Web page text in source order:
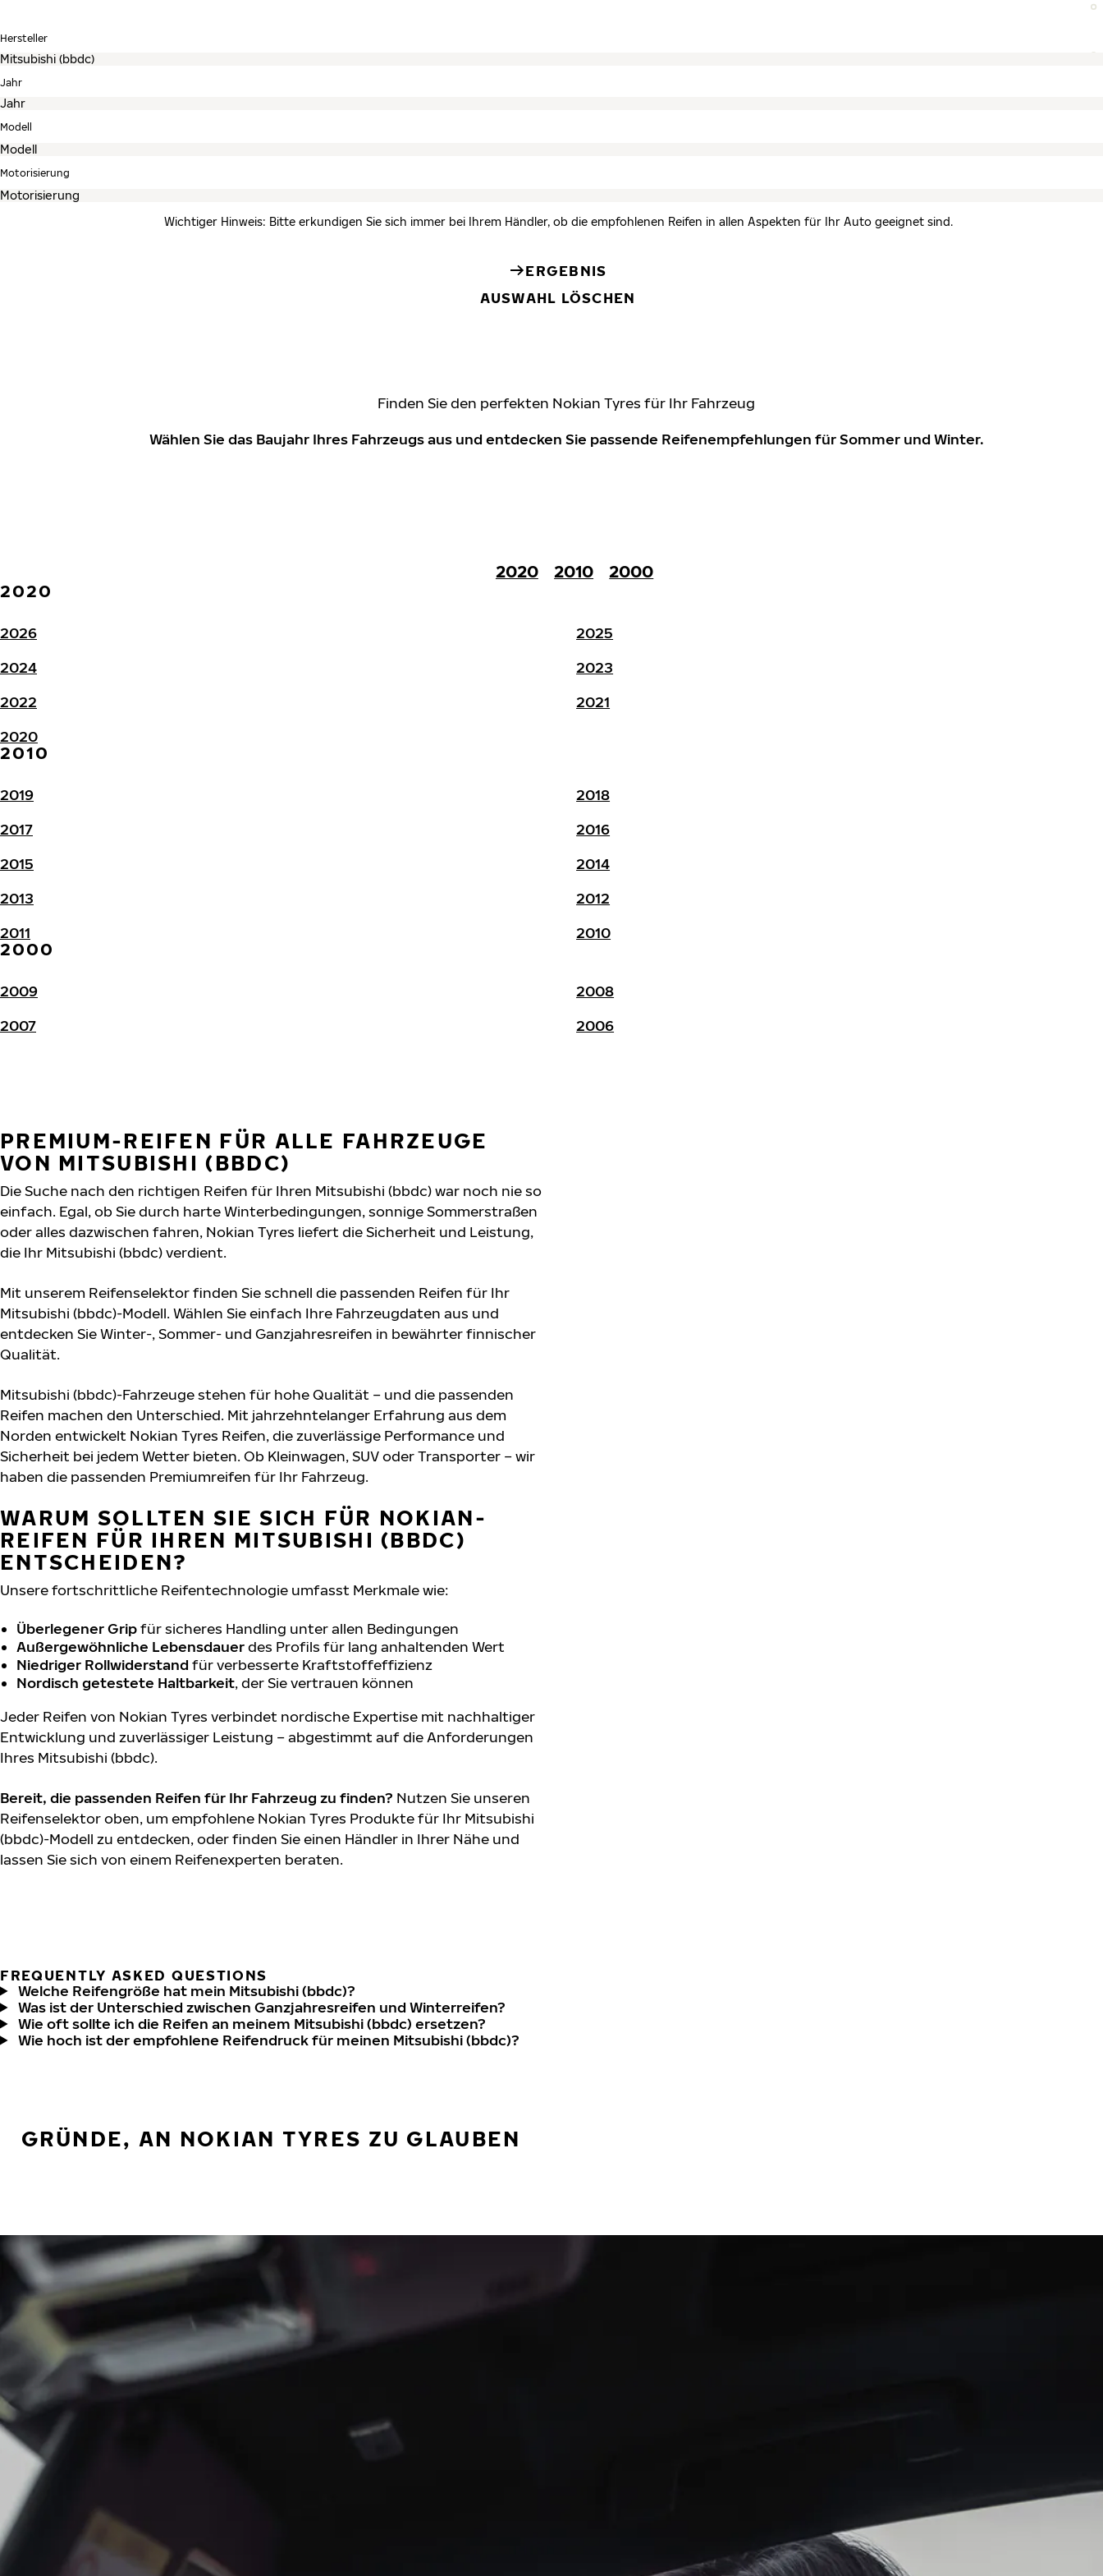
Hersteller
Jahr
Modell
Motorisierung
Wichtiger Hinweis: Bitte erkundigen Sie sich immer bei Ihrem Händler, ob die empfohlenen Reifen in allen Aspekten für Ihr Auto geeignet sind.
ERGEBNIS
AUSWAHL LÖSCHEN
Finden Sie den perfekten Nokian Tyres für Ihr Fahrzeug
Wählen Sie das Baujahr Ihres Fahrzeugs aus und entdecken Sie passende Reifenempfehlungen für Sommer und Winter.
2020 2010
2000
2020
2026
2025
2024
2023
2022
2021
2020
2010
2019
2018
2017
2016
2015
2014
2013
2012
2011
2010
2000
2009
2008
2007
2006
PREMIUM-REIFEN FÜR ALLE FAHRZEUGE
VON MITSUBISHI (BBDC)
Die Suche nach den richtigen Reifen für Ihren Mitsubishi (bbdc) war noch nie so
einfach. Egal, ob Sie durch harte Winterbedingungen, sonnige Sommerstraßen
oder alles dazwischen fahren, Nokian Tyres liefert die Sicherheit und Leistung,
die Ihr Mitsubishi (bbdc) verdient.
Mit unserem Reifenselektor finden Sie schnell die passenden Reifen für Ihr
Mitsubishi (bbdc)-Modell. Wählen Sie einfach Ihre Fahrzeugdaten aus und
entdecken Sie Winter-, Sommer- und Ganzjahresreifen in bewährter finnischer
Qualität.
Mitsubishi (bbdc)-Fahrzeuge stehen für hohe Qualität – und die passenden
Reifen machen den Unterschied. Mit jahrzehntelanger Erfahrung aus dem
Norden entwickelt Nokian Tyres Reifen, die zuverlässige Performance und
Sicherheit bei jedem Wetter bieten. Ob Kleinwagen, SUV oder Transporter – wir
haben die passenden Premiumreifen für Ihr Fahrzeug.
WARUM SOLLTEN SIE SICH FÜR NOKIAN-
REIFEN FÜR IHREN MITSUBISHI (BBDC)
ENTSCHEIDEN?
Unsere fortschrittliche Reifentechnologie umfasst Merkmale wie:
Überlegener Gripfür sicheres Handling unter allen Bedingungen
Außergewöhnliche Lebensdauerdes Profils für lang anhaltenden Wert
Niedriger Rollwiderstand für verbesserte Kraftstoffeffizienz
Nordisch getestete Haltbarkeit, der Sie vertrauen können
Jeder Reifen von Nokian Tyres verbindet nordische Expertise mit nachhaltiger
Entwicklung und zuverlässiger Leistung – abgestimmt auf die Anforderungen
Ihres Mitsubishi (bbdc).
Bereit, die passenden Reifen für Ihr Fahrzeug zu finden? Nutzen Sie unseren
Reifenselektor oben, um empfohlene Nokian Tyres Produkte für Ihr Mitsubishi
(bbdc)-Modell zu entdecken, oder finden Sie einen Händler in Ihrer Nähe und
lassen Sie sich von einem Reifenexperten beraten.
FREQUENTLY ASKED QUESTIONS
Welche Reifengröße hat mein Mitsubishi (bbdc)?
Was ist der Unterschied zwischen Ganzjahresreifen und Winterreifen?
Wie oft sollte ich die Reifen an meinem Mitsubishi (bbdc) ersetzen?
Wie hoch ist der empfohlene Reifendruck für meinen Mitsubishi (bbdc)?
GRÜNDE, AN NOKIAN TYRES ZU GLAUBEN